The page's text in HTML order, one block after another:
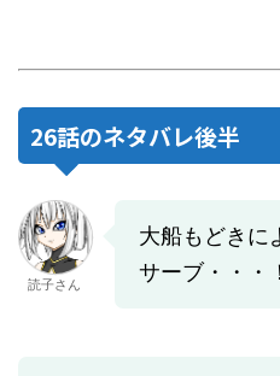
26話のネタバレ後半
読子さん
大船もどきに
サーブ・・・